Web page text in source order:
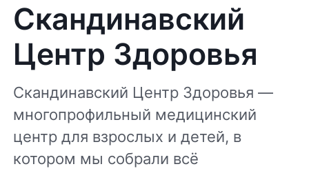
Скандинавский
Центр Здоровья
Скандинавский Центр Здоровья —
многопрофильный медицинский
центр для взрослых и детей, в
котором мы собрали всё